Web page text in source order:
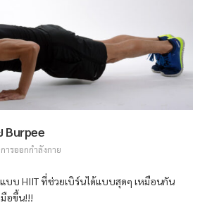
Burpee
รออกกำลังกาย
บบ HIIT ที่ช่วยเบิร์นได้แบบสุดๆ เหมือนกัน
อขึ้น!!!